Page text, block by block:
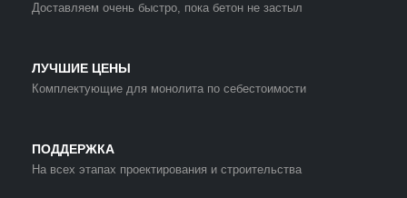
Доставляем очень быстро, пока бетон не застыл
ЛУЧШИЕ ЦЕНЫ
Комплектующие для монолита по себестоимости
ПОДДЕРЖКА
На всех этапах проектирования и строительства